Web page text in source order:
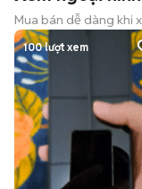
Mua bán dễ dàng khi
100lượt xem